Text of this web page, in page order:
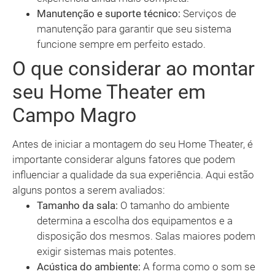
Manutenção e suporte técnico: Serviços de
manutenção para garantir que seu sistema
funcione sempre em perfeito estado.
O que considerar ao montar
seu Home Theater em
Campo Magro
Antes de iniciar a montagem do seu Home Theater, é
importante considerar alguns fatores que podem
influenciar a qualidade da sua experiência. Aqui estão
alguns pontos a serem avaliados:
Tamanho da sala: O tamanho do ambiente
determina a escolha dos equipamentos e a
disposição dos mesmos. Salas maiores podem
exigir sistemas mais potentes.
Acústica do ambiente: A forma como o som se